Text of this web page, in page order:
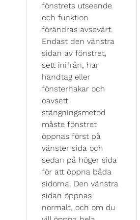
fönstrets utseende
och funktion
förändras avsevärt.
Endast den vänstra
sidan av fönstret,
sett inifrån, har
handtag eller
fönsterhakar och
oavsett
stängningsmetod
måste fönstret
öppnas först på
vänster sida och
sedan på höger sida
för att öppna båda
sidorna. Den vänstra
sidan öppnas
normalt, och om du